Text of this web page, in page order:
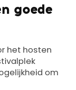
goede
het hosten
om